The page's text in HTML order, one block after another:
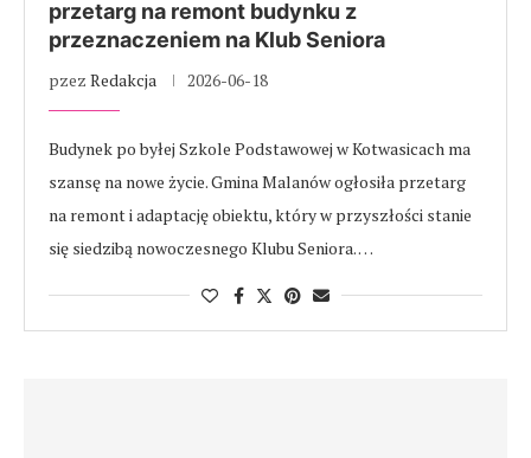
przetarg na remont budynku z
przeznaczeniem na Klub Seniora
pzez Redakcja 2026-06-18
Budynek po byłej Szkole Podstawowej w Kotwasicach ma
szansę na nowe życie. Gmina Malanów ogłosiła przetarg
na remont i adaptację obiektu, który w przyszłości stanie
się siedzibą nowoczesnego Klubu Seniora. …